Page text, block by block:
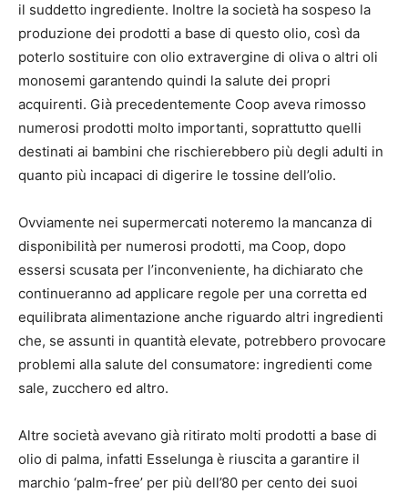
il suddetto ingrediente. Inoltre la società ha sospeso la
produzione dei prodotti a base di questo olio, così da
poterlo sostituire con olio extravergine di oliva o altri oli
monosemi garantendo quindi la salute dei propri
acquirenti. Già precedentemente Coop aveva rimosso
numerosi prodotti molto importanti, soprattutto quelli
destinati ai bambini che rischierebbero più degli adulti in
quanto più incapaci di digerire le tossine dell’olio.
Ovviamente nei supermercati noteremo la mancanza di
disponibilità per numerosi prodotti, ma Coop, dopo
essersi scusata per l’inconveniente, ha dichiarato che
continueranno ad applicare regole per una corretta ed
equilibrata alimentazione anche riguardo altri ingredienti
che, se assunti in quantità elevate, potrebbero provocare
problemi alla salute del consumatore: ingredienti come
sale, zucchero ed altro.
Altre società avevano già ritirato molti prodotti a base di
olio di palma, infatti Esselunga è riuscita a garantire il
marchio ‘palm-free’ per più dell’80 per cento dei suoi